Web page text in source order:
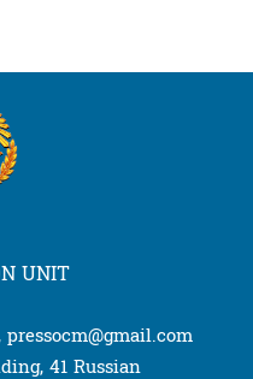
UNIT
41 Russian